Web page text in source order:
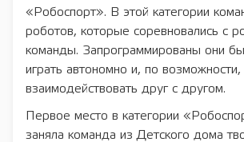
«Робоспорт». В этой категории
роботов, которые соревновались с
команды. Запрограммированы они
играть автономно и, по возможности,
взаимодействовать друг с другом.
Первое место в категории
заняла команда из Детского дома